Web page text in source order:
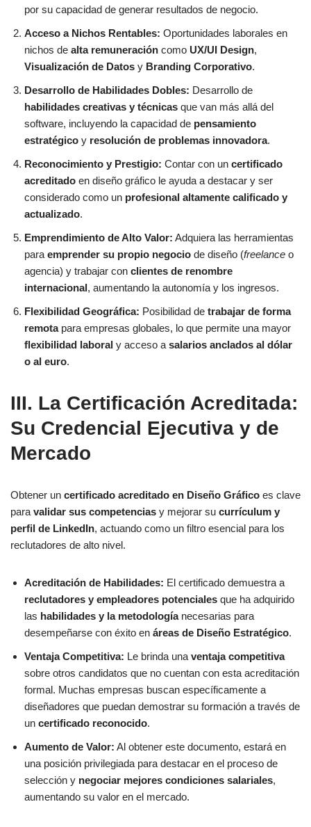
por su capacidad de generar resultados de negocio.
Acceso a Nichos Rentables: Oportunidades laborales en
nichos de alta remuneración como UX/UI Design,
Visualización de Datos y Branding Corporativo.
Desarrollo de Habilidades Dobles: Desarrollo de
habilidades creativas y técnicas que van más allá del
software, incluyendo la capacidad de pensamiento
estratégico y resolución de problemas innovadora.
Reconocimiento y Prestigio: Contar con un certificado
acreditado en diseño gráfico le ayuda a destacar y ser
considerado como un profesional altamente calificado y
actualizado.
Emprendimiento de Alto Valor: Adquiera las herramientas
para emprender su propio negocio de diseño (freelance o
agencia) y trabajar con clientes de renombre
internacional, aumentando la autonomía y los ingresos.
Flexibilidad Geográfica: Posibilidad de trabajar de forma
remotapara empresas globales, lo que permite una mayor
flexibilidad laboral y acceso a salarios anclados al dólar
o al euro.
III. La Certificación Acreditada:
Su Credencial Ejecutiva y de
Mercado
Obtener un certificado acreditado en Diseño Gráfico es clave
para validar sus competencias y mejorar su currículum y
perfil de LinkedIn, actuando como un filtro esencial para los
reclutadores de alto nivel.
Acreditación de Habilidades: El certificado demuestra a
reclutadores y empleadores potenciales que ha adquirido
las habilidades y la metodologíanecesarias para
desempeñarse con éxito en áreas de Diseño Estratégico.
Ventaja Competitiva: Le brinda una ventaja competitiva
sobre otros candidatos que no cuentan con esta acreditación
formal. Muchas empresas buscan específicamente a
diseñadores que puedan demostrar su formación a través de
un certificado reconocido.
Aumento de Valor: Al obtener este documento, estará en
una posición privilegiada para destacar en el proceso de
selección y negociar mejores condiciones salariales,
aumentando su valor en el mercado.